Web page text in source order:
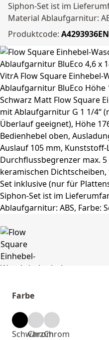
Siphon-Set ist im
Material Ablaufgarnitur:
Produktcode:
Farbe
Schwarz
ChromChrom